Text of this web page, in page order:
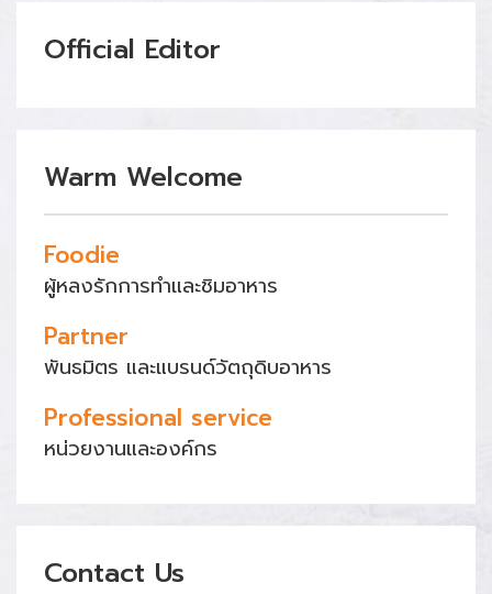
Official Editor
Warm Welcome
Foodie
ผู้หลงรักการทำและชิมอาหาร
Partner
พันธมิตร และแบรนด์วัตถุดิบอาหาร
Professional service
หน่วยงานและองค์กร
Contact Us